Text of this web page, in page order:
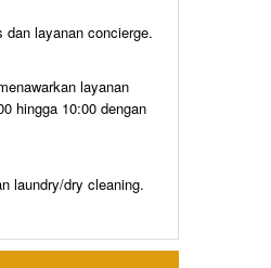
layanan concierge.
layanan
hingga 10:00 dengan
laundry/dry cleaning.